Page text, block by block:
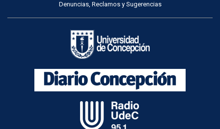
Denuncias, Reclamos y Sugerencias